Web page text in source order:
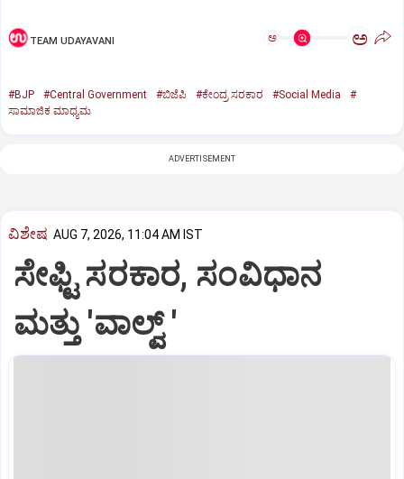
TEAM UDAYAVANI ಅ ಅ
#BJP #Central Government #ಬಿಜೆಪಿ #ಕೇಂದ್ರ ಸರಕಾರ #Social Media
#
ಸಾಮಾಜಿಕ ಮಾಧ್ಯಮ
ADVERTISEMENT
ವಿಶೇಷ AUG 7, 2026, 11:04 AM IST
ಸೇಫ್ಟಿ ಸರಕಾರ, ಸಂವಿಧಾನ
ಮತ್ತು 'ವಾಲ್ವ್ '